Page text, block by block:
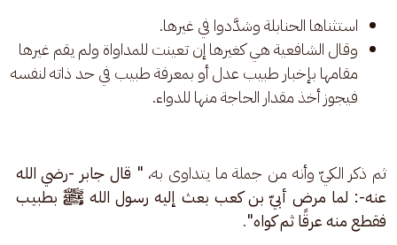
استثناها الحنابلة وشدَّدوا في غيرها.
وقال الشافعية هي كغيرها إن تعينت للمداواة ولم يقم غيرها
مقامها بإخبار طبيب عدل أو بمعرفة طبيب في حد ذاته لنفسه
فيجوز أخذ مقدار الحاجة منها للدواء.
ثم ذكر الكيّ وأنه من جملة ما يتداوى به، " قال جابر -رضي الله
عنه-: لما مرض أبيّ بن كعب بعث إليه رسول الله ﷺ بطبيب
فقطع منه عرقًا ثم كواه".